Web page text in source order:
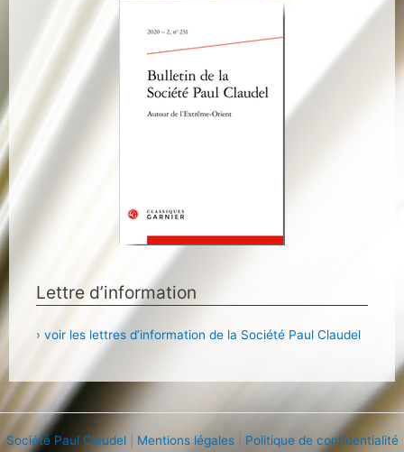
Lettre d’information
› voir les lettres d’information de la Société Paul Claudel
Société Paul Claudel| Mentions légales| Politique de confidentialité